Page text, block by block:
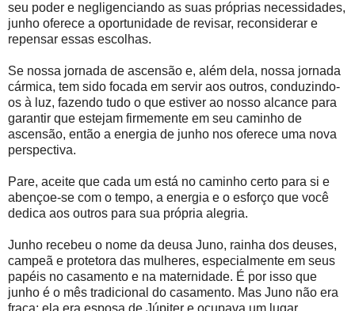
seu poder e negligenciando as suas próprias necessidades,
junho oferece a oportunidade de revisar, reconsiderar e
repensar essas escolhas.
Se nossa jornada de ascensão e, além dela, nossa jornada
cármica, tem sido focada em servir aos outros, conduzindo-
os à luz, fazendo tudo o que estiver ao nosso alcance para
garantir que estejam firmemente em seu caminho de
ascensão, então a energia de junho nos oferece uma nova
perspectiva.
Pare, aceite que cada um está no caminho certo para si e
abençoe-se com o tempo, a energia e o esforço que você
dedica aos outros para sua própria alegria.
Junho recebeu o nome da deusa Juno, rainha dos deuses,
campeã e protetora das mulheres, especialmente em seus
papéis no casamento e na maternidade. É por isso que
junho é o mês tradicional do casamento. Mas Juno não era